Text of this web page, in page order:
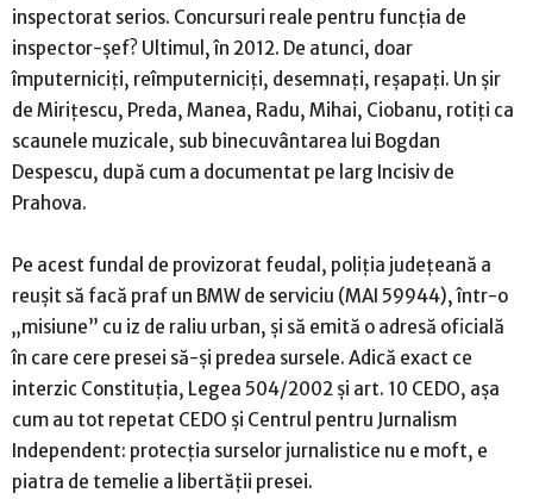
inspectorat serios. Concursuri reale pentru funcția de
inspector-șef? Ultimul, în 2012. De atunci, doar
împuterniciți, reîmputerniciți, desemnați, reșapați. Un șir
de Mirițescu, Preda, Manea, Radu, Mihai, Ciobanu, rotiți ca
scaunele muzicale, sub binecuvântarea lui Bogdan
Despescu, după cum a documentat pe larg Incisiv de
Prahova.
Pe acest fundal de provizorat feudal, poliția județeană a
reușit să facă praf un BMW de serviciu (MAI 59944), într-o
„misiune” cu iz de raliu urban, și să emită o adresă oficială
în care cere presei să-și predea sursele. Adică exact ce
interzic Constituția, Legea 504/2002 și art. 10 CEDO, așa
cum au tot repetat CEDO și Centrul pentru Jurnalism
Independent: protecția surselor jurnalistice nu e moft, e
piatra de temelie a libertății presei.